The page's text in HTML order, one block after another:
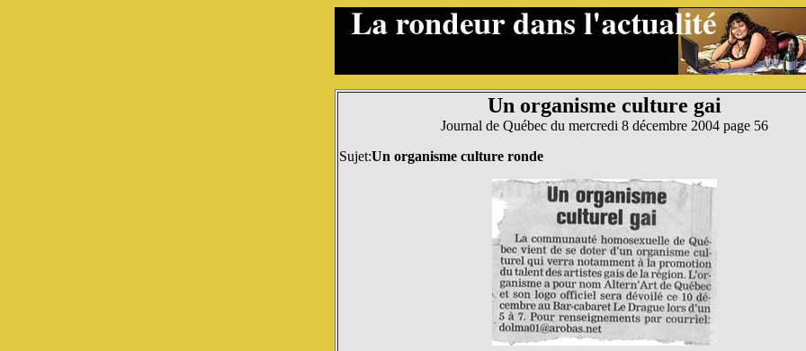
Un organisme culture gai
Journal de Québec du mercredi 8 décembre 2004 page 56
Sujet:Un organisme culture ronde